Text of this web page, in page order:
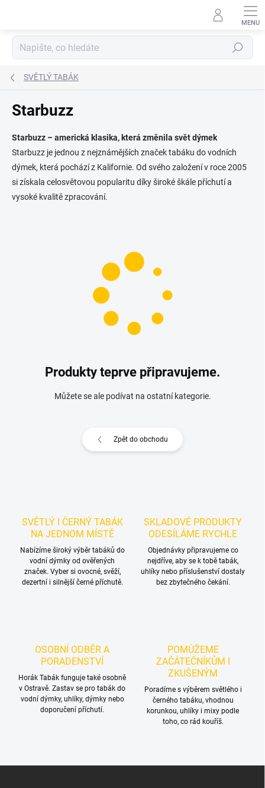
Hledat
SVĚTLÝ TABÁK
Starbuzz
Starbuzz – americká klasika, která změnila svět dýmek
Starbuzz je jednou z nejznámějších značek tabáku do vodních
dýmek, která pochází z Kalifornie. Od svého založení v roce 2005
si získala celosvětovou popularitu díky široké škále příchutí a
vysoké kvalitě zpracování.
Produkty teprve připravujeme.
Můžete se ale podívat na ostatní kategorie.
Zpět do obchodu
SVĚTLÝ I ČERNÝ TABÁK
NA JEDNOM MÍSTĚ
Nabízíme široký výběr tabáků do
vodní dýmky od ověřených
značek. Vyber si ovocné, svěží,
dezertní i silnější černé příchutě.
SKLADOVÉ PRODUKTY
ODESÍLÁME RYCHLE
Objednávky připravujeme co
nejdříve, aby se k tobě tabák,
uhlíky nebo příslušenství dostaly
bez zbytečného čekání.
OSOBNÍ ODBĚR A
PORADENSTVÍ
Horák Tabák funguje také osobně
v Ostravě. Zastav se pro tabák do
vodní dýmky, uhlíky, dýmky nebo
doporučení příchutí.
POMŮŽEME
ZAČÁTEČNÍKŮM I
ZKUŠENÝM
Poradíme s výběrem světlého i
černého tabáku, vhodnou
korunkou, uhlíky i mixy podle
toho, co rád kouříš.